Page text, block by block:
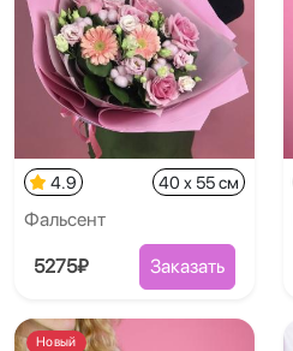
4.9 40 x 55 см
Фальсент
5275₽ Заказать
Новый